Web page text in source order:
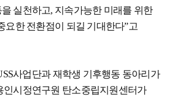
실천하고, 지속가능한 미래를 위한
요한 전환점이 되길 기대한다”고
사업단과 재학생 기후행동 동아리가
인시정연구원 탄소중립지원센터가